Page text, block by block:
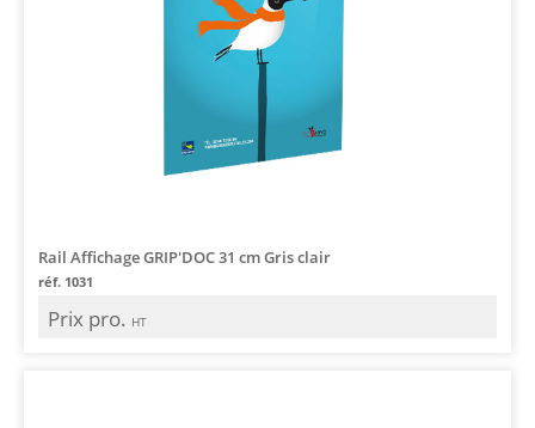
Rail Affichage GRIP'DOC 31 cm Gris clair
réf. 1031
Prix pro. HT